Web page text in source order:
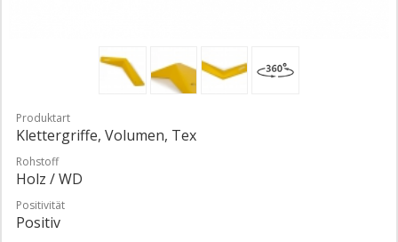
Produktart
Klettergriffe, Volumen, Tex
Rohstoff
Holz / WD
Positivität
Positiv